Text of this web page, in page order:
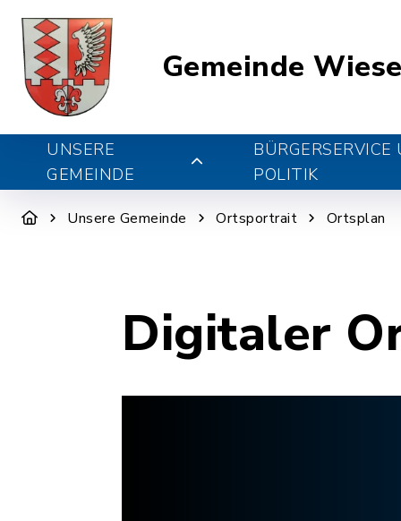
Gemeinde
UNSERE
GEMEINDE
BÜRGERSERVICE
POLITIK
Unsere Gemeinde Ortsportrait Ortsplan
Digitaler